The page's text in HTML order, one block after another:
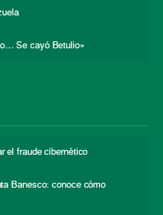
Se cayó Betulio»
el fraude cibernético
Banesco: conoce cómo